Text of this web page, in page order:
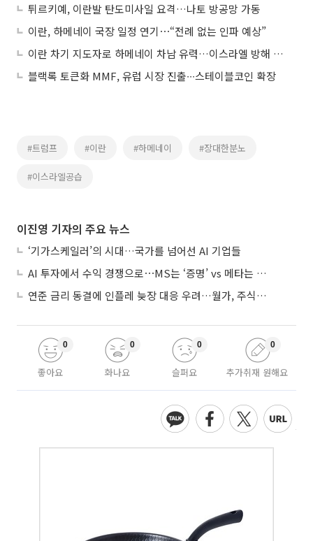
튀르키예, 이란발 탄도미사일 요격…나토 방공망 가동
이란, 하메네이 국장 일정 연기⋯“전례 없는 인파 예상”
이란 차기 지도자로 하메네이 차남 유력…이스라엘 방해 작업
블랙록 토큰화 MMF, 유럽 시장 진출∙∙∙스테이블코인 확장
#트럼프 #이란 #하메네이 #장대한분노
#이스라엘공습
이진영 기자의 주요 뉴스
‘기가스케일러’의 시대…국가를 넘어선 AI 기업들
AI 투자에서 수익 경쟁으로⋯MS는 ‘증명’ vs 메타는 ‘숙제’
연준 금리 동결에 인플레 늦장 대응 우려…월가, 주식도 채권도 던졌다
좋아요
0
화나요
0
슬퍼요
0
추가취재 원해요
0